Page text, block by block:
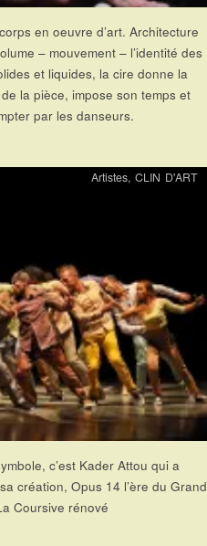
en oeuvre d’art. Architecture
– mouvement – l’identité des
et liquides, la cire donne la
la pièce, impose son temps et
par les danseurs.
Artistes,CLIN D'ART
c’est Kader Attou qui a
création, Opus 14 l’ère du Grand
Coursive rénové